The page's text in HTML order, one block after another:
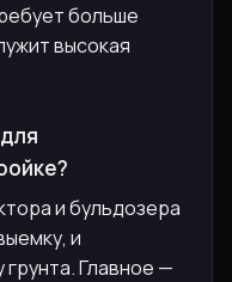
больше
высокая
и бульдозера
и
грунта. Главное —